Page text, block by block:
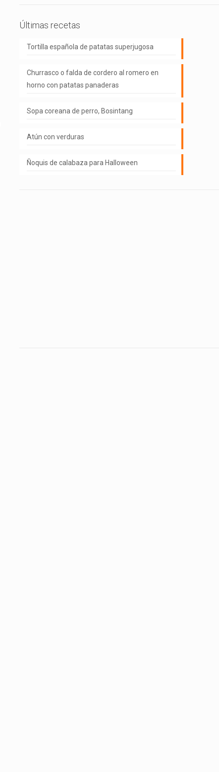
Últimas recetas
Tortilla española de patatas superjugosa
Churrasco o falda de cordero al romero en
horno con patatas panaderas
Sopa coreana de perro, Bosintang
Atún con verduras
Ñoquis de calabaza para Halloween